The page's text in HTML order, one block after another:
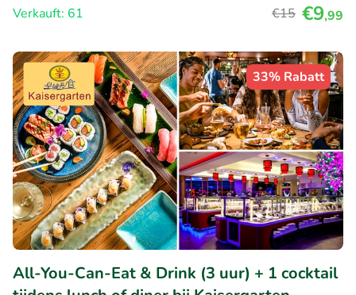
Verkauft: 61
€15 €9,99
33% Rabatt
All-You-Can-Eat & Drink (3 uur) + 1 cocktail